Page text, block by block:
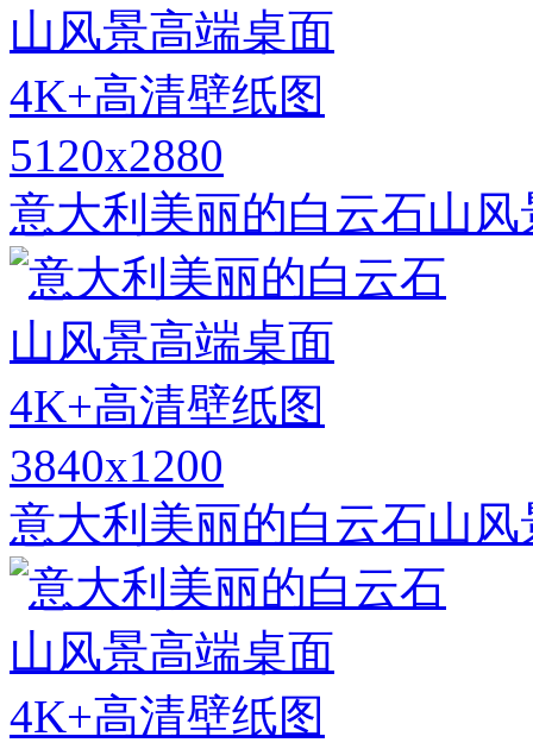
5120x2880
意大利美丽的白云石山
3840x1200
意大利美丽的白云石山